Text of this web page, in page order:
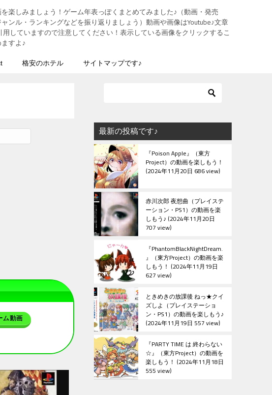
楽しみましょう！ゲーム年表っぽくまとめてみました♪（動画・発売
ンル・ランキングなどを振り返りましょう）動画や画像はYoutube♪文章
用していますので注意してください！表示している画像をクリックするこ
すよ♪
格安のホテル サイトマップです♪
ム動画
最新の投稿です♪
『Poison Apple』（東方
Project）の動画を楽しもう！
2024年11月20日 686 view
赤川次郎 夜想曲（プレイステ
ーション・PS1）の動画を楽
しもう♪ 2024年11月20日
707 view
『PhantomBlackNightDream.
』（東方Project）の動画を楽
しもう！ 2024年11月19日
627 view
ときめきの放課後 ねっ★クイ
ズしよ（プレイステーショ
ン・PS1）の動画を楽しもう♪
2024年11月19日 557 view
『PARTY TIME は 終わらない
☆』（東方Project）の動画を
楽しもう！ 2024年11月18日
555 view